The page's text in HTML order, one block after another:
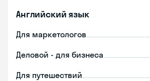
Английский язык
Для маркетологов
Деловой - для бизнеса
Для путешествий